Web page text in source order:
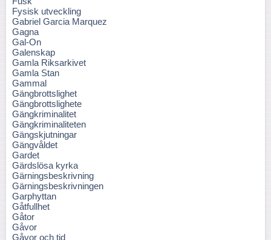
Fysisk utveckling
Gabriel Garcia Marquez
Gagna
Gal-On
Galenskap
Gamla Riksarkivet
Gamla Stan
Gammal
Gängbrottslighet
Gängbrottslighete
Gängkriminalitet
Gängkriminaliteten
Gängskjutningar
Gängvåldet
Gardet
Gärdslösa kyrka
Gärningsbeskrivning
Gärningsbeskrivningen
Garphyttan
Gåtfullhet
Gåtor
Gåvor
Gåvor och tid